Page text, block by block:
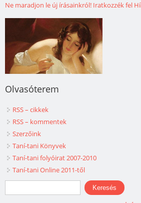
Ne maradjon le új írásainkról! Iratkozzék fel
Olvasóterem
RSS – cikkek
RSS – kommentek
Szerzőink
Taní-tani Könyvek
Taní-tani folyóirat 2007-2010
Taní-tani Online 2011-től
Keresés űrlap
Keresés